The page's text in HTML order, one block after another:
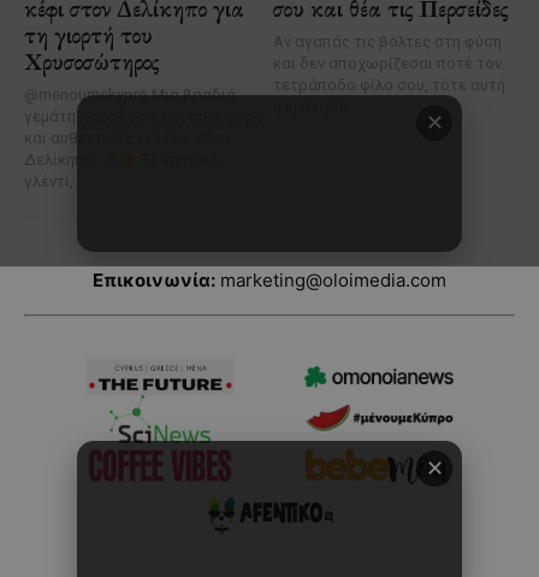
Επικοινωνία: marketing@oloimedia.com
✕